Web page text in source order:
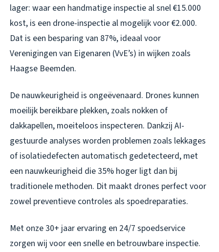
lager: waar een handmatige inspectie al snel €15.000
kost, is een drone-inspectie al mogelijk voor €2.000.
Dat is een besparing van 87%, ideaal voor
Verenigingen van Eigenaren (VvE’s) in wijken zoals
Haagse Beemden.
De nauwkeurigheid is ongeëvenaard. Drones kunnen
moeilijk bereikbare plekken, zoals nokken of
dakkapellen, moeiteloos inspecteren. Dankzij AI-
gestuurde analyses worden problemen zoals lekkages
of isolatiedefecten automatisch gedetecteerd, met
een nauwkeurigheid die 35% hoger ligt dan bij
traditionele methoden. Dit maakt drones perfect voor
zowel preventieve controles als spoedreparaties.
Met onze 30+ jaar ervaring en 24/7 spoedservice
zorgen wij voor een snelle en betrouwbare inspectie.